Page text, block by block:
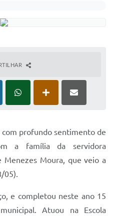
profundo sentimento de
a família da servidora
Menezes Moura, que veio a
05).
e completou neste ano 15
Atuou na Escola